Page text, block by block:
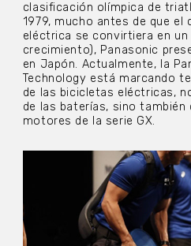
clasificación olímpica de
1979, mucho antes de que
eléctrica se convirtiera en
crecimiento), Panasonic
en Japón. Actualmente, la
Technology está marcando
de las bicicletas eléctricas,
de las baterías, sino
motores de la serie GX.